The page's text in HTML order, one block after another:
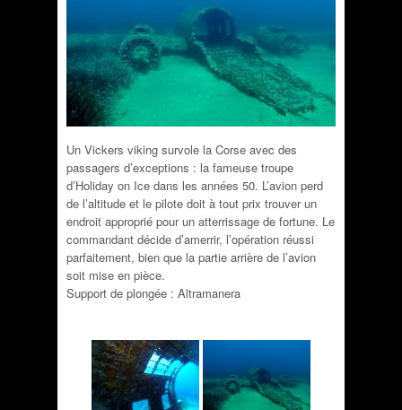
Un Vickers viking survole la Corse avec des
passagers d’exceptions : la fameuse troupe
d’Holiday on Ice dans les années 50. L’avion perd
de l’altitude et le pilote doit à tout prix trouver un
endroit approprié pour un atterrissage de fortune. Le
commandant décide d’amerrir, l’opération réussi
parfaitement, bien que la partie arrière de l’avion
soit mise en pièce.
Support de plongée : Altramanera